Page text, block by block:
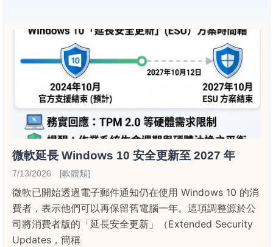
微軟延長 Windows 10 安全更新至 2027 年
7/13/2026 [軟體類]
微軟已開始透過電子郵件通知仍在使用 Windows 10 的消
費者，表示他們可以再保留舊電腦一年。這項調整源於公
司將消費者版的「延長安全更新」（Extended Security
Updates，簡稱